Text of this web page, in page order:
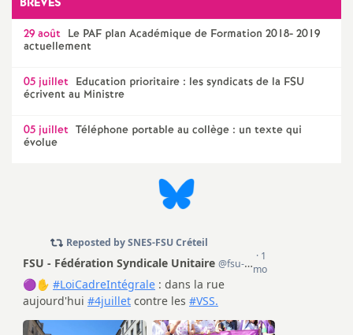
e
m
d
e
29 août Le PAF plan Académique de Formation 2018- 2019
actuellement
05 juillet Education prioritaire : les syndicats de la FSU
écrivent au Ministre
05 juillet Téléphone portable au collège : un texte qui
évolue